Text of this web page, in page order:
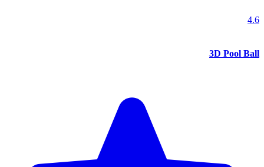
4.6
3D Pool Ball